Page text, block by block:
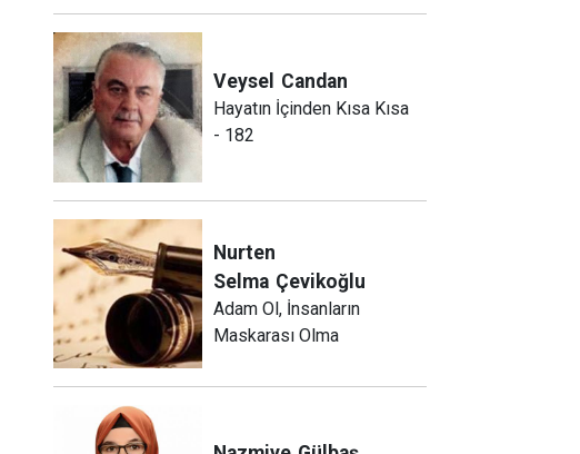
Veysel Candan
Hayatın İçinden Kısa Kısa
- 182
Nurten
Selma Çevikoğlu
Adam Ol, İnsanların
Maskarası Olma